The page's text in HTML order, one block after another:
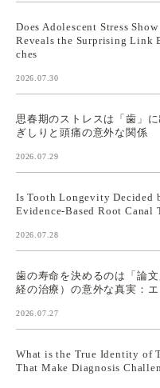
Does Adolescent Stress
Reveals the Surprising Link
ches
2026.07.30
思春期のストレスは「歯」
ぎしりと頭痛の意外な関係
2026.07.29
Is Tooth Longevity Decided
Evidence-Based Root Canal
2026.07.28
歯の寿命を決めるのは「論
経の治療）の意外な真実：
2026.07.27
What is the True Identity of
That Make Diagnosis